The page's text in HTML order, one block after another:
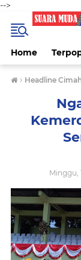
-->
Home
› Headline
Minggu,